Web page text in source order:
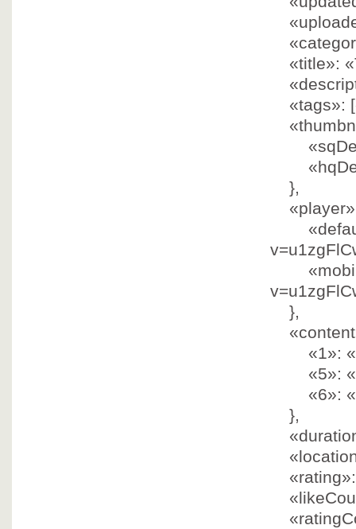
«title»:
«tags»: [
},
«player»
},
«1»:
«5»:
«6»:
},
«rating»